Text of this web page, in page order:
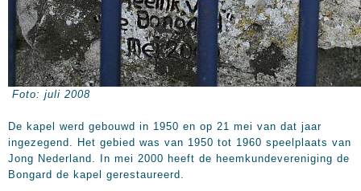
Foto: juli 2008
De kapel werd gebouwd in 1950 en op 21 mei van dat jaar
ingezegend. Het gebied was van 1950 tot 1960 speelplaats van
Jong Nederland. In mei 2000 heeft de heemkundevereniging de
Bongard de kapel gerestaureerd.